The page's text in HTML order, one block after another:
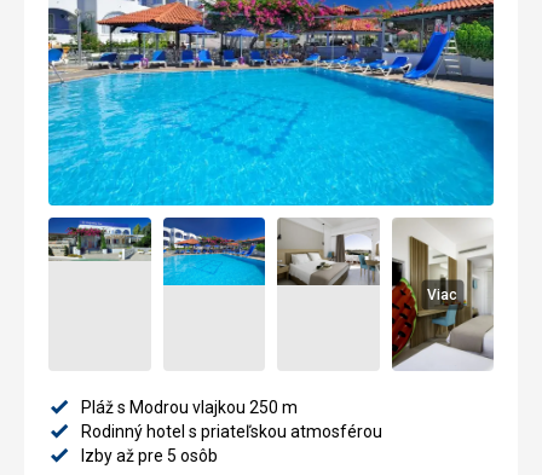
Viac
Pláž s Modrou vlajkou 250 m
Rodinný hotel s priateľskou atmosférou
Izby až pre 5 osôb